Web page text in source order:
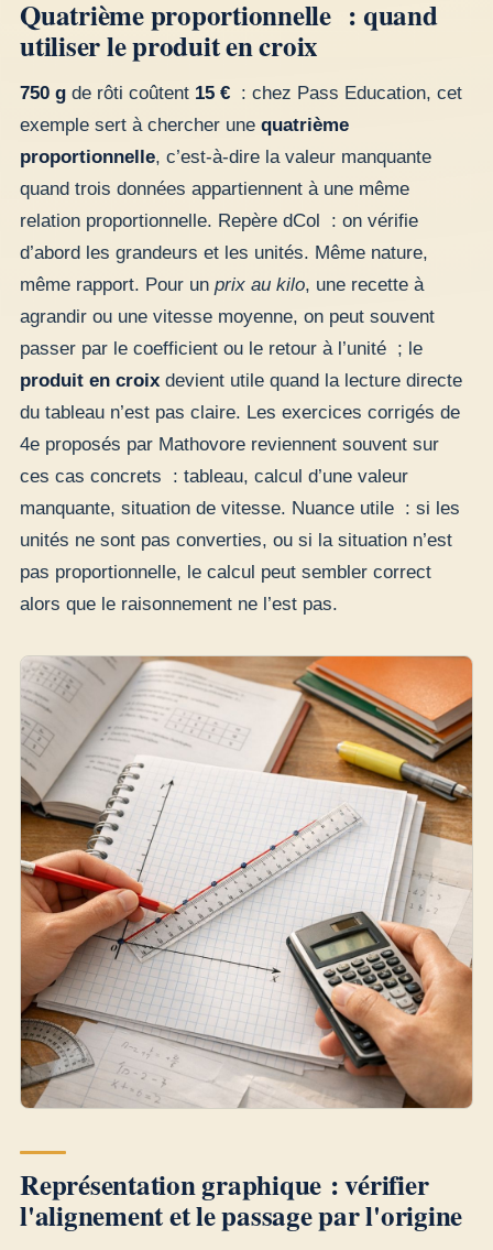
Quatrième proportionnelle : quand
utiliser le produit en croix
750 g de rôti coûtent 15 € : chez Pass Education, cet
exemple sert à chercher une quatrième
proportionnelle, c’est-à-dire la valeur manquante
quand trois données appartiennent à une même
relation proportionnelle. Repère dCol : on vérifie
d’abord les grandeurs et les unités. Même nature,
même rapport. Pour un prix au kilo, une recette à
agrandir ou une vitesse moyenne, on peut souvent
passer par le coefficient ou le retour à l’unité ; le
produit en croix devient utile quand la lecture directe
du tableau n’est pas claire. Les exercices corrigés de
4e proposés par Mathovore reviennent souvent sur
ces cas concrets : tableau, calcul d’une valeur
manquante, situation de vitesse. Nuance utile : si les
unités ne sont pas converties, ou si la situation n’est
pas proportionnelle, le calcul peut sembler correct
alors que le raisonnement ne l’est pas.
Représentation graphique : vérifier
l'alignement et le passage par l'origine